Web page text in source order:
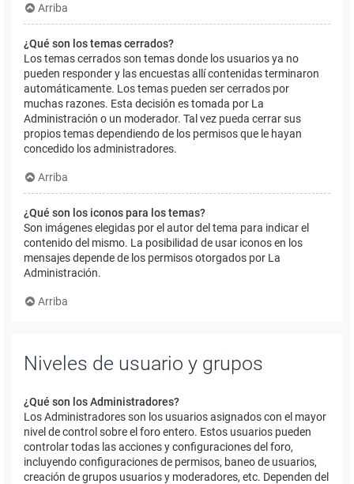
Arriba
¿Qué son los temas cerrados?
Los temas cerrados son temas donde los usuarios ya no
pueden responder y las encuestas allí contenidas terminaron
automáticamente. Los temas pueden ser cerrados por
muchas razones. Esta decisión es tomada por La
Administración o un moderador. Tal vez pueda cerrar sus
propios temas dependiendo de los permisos que le hayan
concedido los administradores.
Arriba
¿Qué son los iconos para los temas?
Son imágenes elegidas por el autor del tema para indicar el
contenido del mismo. La posibilidad de usar iconos en los
mensajes depende de los permisos otorgados por La
Administración.
Arriba
Niveles de usuario y grupos
¿Qué son los Administradores?
Los Administradores son los usuarios asignados con el mayor
nivel de control sobre el foro entero. Estos usuarios pueden
controlar todas las acciones y configuraciones del foro,
incluyendo configuraciones de permisos, baneo de usuarios,
creación de grupos usuarios y moderadores, etc. Dependen del